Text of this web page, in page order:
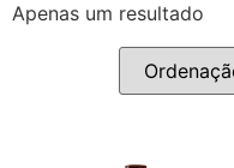
Apenas um resultado